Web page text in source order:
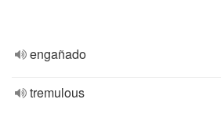
engañado
tremulous